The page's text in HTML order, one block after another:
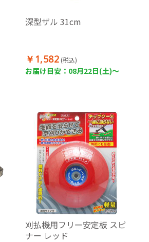
深型ザル 31cm
￥1,582 (税込)
お届け目安：08月22日(土)～
刈払機用フリー安定板 スピ
ナー レッド